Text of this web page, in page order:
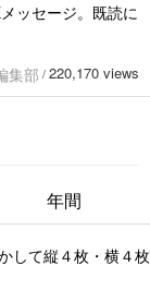
ッセージ。既読に
集部 / 220,170 views
年間
して縦４枚・横４枚